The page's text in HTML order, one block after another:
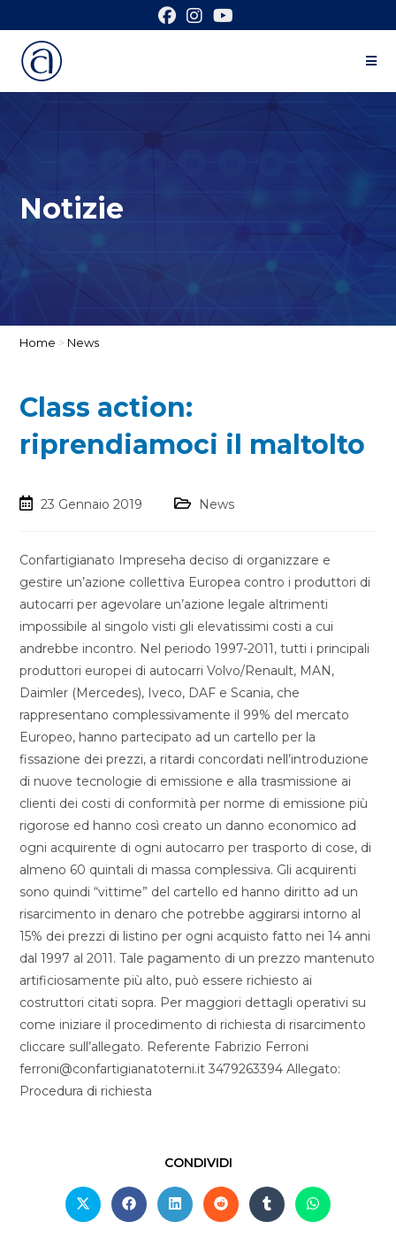
Notizie
Home > News
Class action:
riprendiamoci il maltolto
23 Gennaio 2019 News
Confartigianato Impreseha deciso di organizzare e
gestire un’azione collettiva Europea contro i produttori di
autocarri per agevolare un’azione legale altrimenti
impossibile al singolo visti gli elevatissimi costi a cui
andrebbe incontro. Nel periodo 1997-2011, tutti i principali
produttori europei di autocarri Volvo/Renault, MAN,
Daimler (Mercedes), Iveco, DAF e Scania, che
rappresentano complessivamente il 99% del mercato
Europeo, hanno partecipato ad un cartello per la
fissazione dei prezzi, a ritardi concordati nell’introduzione
di nuove tecnologie di emissione e alla trasmissione ai
clienti dei costi di conformità per norme di emissione più
rigorose ed hanno così creato un danno economico ad
ogni acquirente di ogni autocarro per trasporto di cose, di
almeno 60 quintali di massa complessiva. Gli acquirenti
sono quindi “vittime” del cartello ed hanno diritto ad un
risarcimento in denaro che potrebbe aggirarsi intorno al
15% dei prezzi di listino per ogni acquisto fatto nei 14 anni
dal 1997 al 2011. Tale pagamento di un prezzo mantenuto
artificiosamente più alto, può essere richiesto ai
costruttori citati sopra. Per maggiori dettagli operativi su
come iniziare il procedimento di richiesta di risarcimento
cliccare sull’allegato. Referente Fabrizio Ferroni
ferroni@confartigianatoterni.it 3479263394 Allegato:
Procedura di richiesta
CONDIVIDI